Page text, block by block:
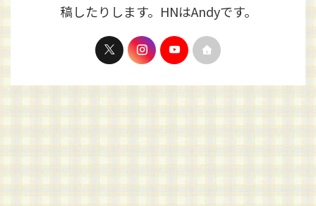
稿したりします。HNはAndyです。